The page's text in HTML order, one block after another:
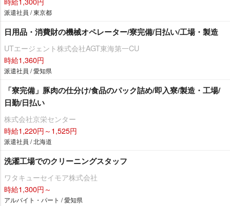
派遣社員 / 東京都
日用品・消費財の機械オペレーター/寮完備/日払い/工場・製造
UTエージェント株式会社AGT東海第一CU
時給1,360円
派遣社員 / 愛知県
「寮完備」豚肉の仕分け/食品のパック詰め/即入寮/製造・工場/
日勤/日払い
株式会社京栄センター
時給1,220円～1,525円
派遣社員 / 北海道
洗濯工場でのクリーニングスタッフ
ワタキューセイモア株式会社
時給1,300円～
アルバイト・パート / 愛知県